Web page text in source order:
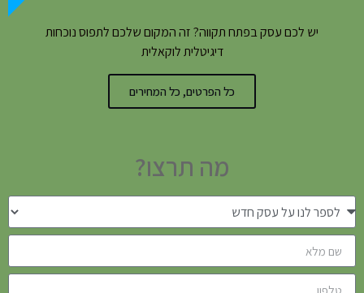
יש לכם עסק בפתח תקווה? זה המקום שלכם לתפוס נוכחות
דיגיטלית לוקאלית
כל הפרטים, כל המחירים
מה תרצו?